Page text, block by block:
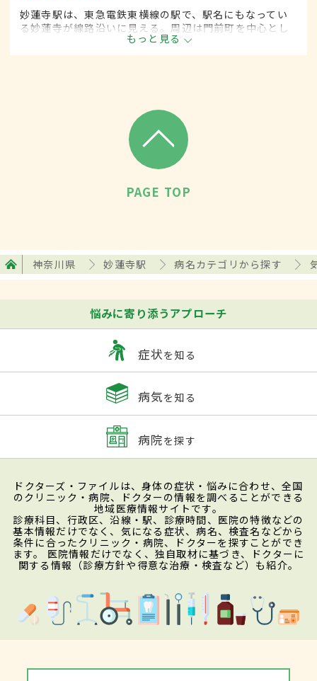
妙蓮寺駅は、東急電鉄東横線の駅で、駅名にもなってい
る妙蓮寺が線路沿いに見える。周辺は門前町を中心とし
た住宅街で、下町の雰囲気を残した商店街や多くのクリ
ニックなどがある。近くには菊名池公園も。
もっと見る
PAGE TOP
神奈川県 妙蓮寺駅 病名カテゴリから探す
悩みに寄り添うアプローチ
症状を知る
病気を知る
病院を探す
ドクターズ・ファイルは、身体の症状・悩みに合わせ、全国
のクリニック・病院、ドクターの情報を調べることができる
地域医療情報サイトです。
診療科目、行政区、沿線・駅、診療時間、医院の特徴などの
基本情報だけでなく、気になる症状、病名、検査名などから
条件に合ったクリニック・病院、ドクターを探すことができ
ます。 医院情報だけでなく、独自取材に基づき、ドクターに
関する情報（診療方針や得意な治療・検査など）も紹介。